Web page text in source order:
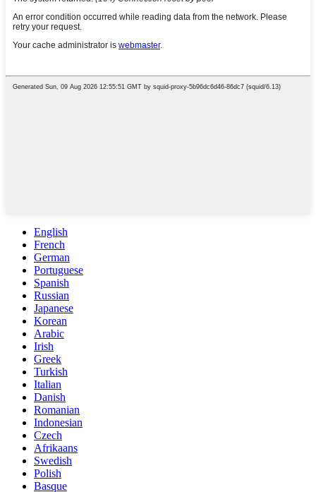
English
French
German
Portuguese
Spanish
Russian
Japanese
Korean
Arabic
Irish
Greek
Turkish
Italian
Danish
Romanian
Indonesian
Czech
Afrikaans
Swedish
Polish
Basque